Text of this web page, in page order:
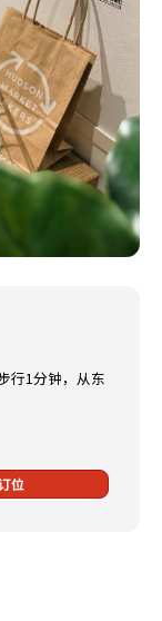
行1分钟，从东
位